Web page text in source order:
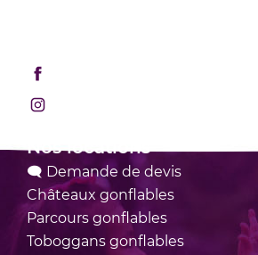
Nos locations
🗨 Demande de devis
Châteaux gonflables
Parcoursgonflables
Toboggans gonflables